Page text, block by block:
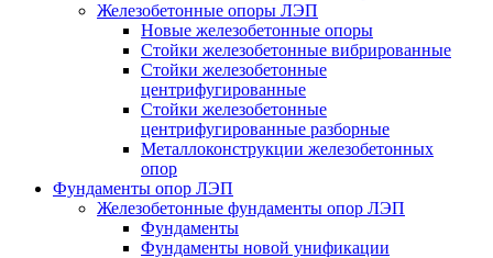
Железобетонные опоры ЛЭП
Новые железобетонные опоры
Стойки железобетонные вибрированные
Стойки железобетонные
центрифугированные
Стойки железобетонные
центрифугированные разборные
Металлоконструкции железобетонных
опор
Фундаменты опор ЛЭП
Железобетонные фундаменты опор ЛЭП
Фундаменты
Фундаменты новой унификации